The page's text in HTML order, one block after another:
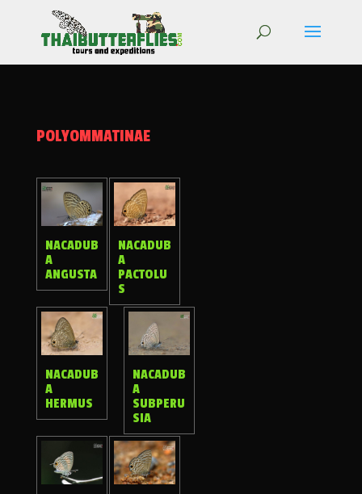
POLYOMMATINAE
NACADUB
A
ANGUSTA
NACADUB
A
PACTOLU
S
NACADUB
A
HERMUS
NACADUB
A
SUBPERU
SIA